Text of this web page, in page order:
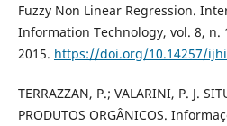
Fuzzy Non Linear Regression.
Information Technology, vol. 8, n.
2015. https://doi.org/10.14257/
TERRAZZAN, P.; VALARINI, P. J.
PRODUTOS ORGÂNICOS.